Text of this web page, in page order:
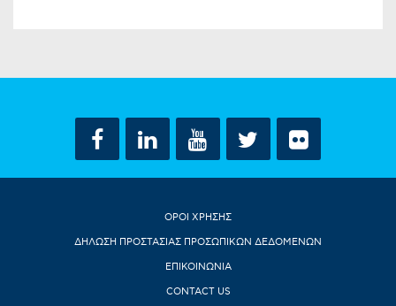
ΟΡΟΙ ΧΡΗΣΗΣ
ΔΗΛΩΣΗ ΠΡΟΣΤΑΣΙΑΣ ΠΡΟΣΩΠΙΚΩΝ ΔΕΔΟΜΕΝΩΝ
ΕΠΙΚΟΙΝΩΝΙΑ
CONTACT US